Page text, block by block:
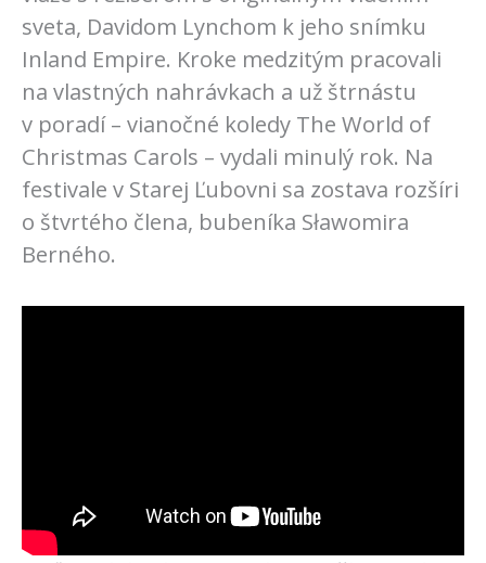
sveta, Davidom Lynchom k jeho snímku
Inland Empire. Kroke medzitým pracovali
na vlastných nahrávkach a už štrnástu
v poradí – vianočné koledy The World of
Christmas Carols – vydali minulý rok. Na
festivale v Starej Ľubovni sa zostava rozšíri
o štvrtého člena, bubeníka Sławomira
Berného.